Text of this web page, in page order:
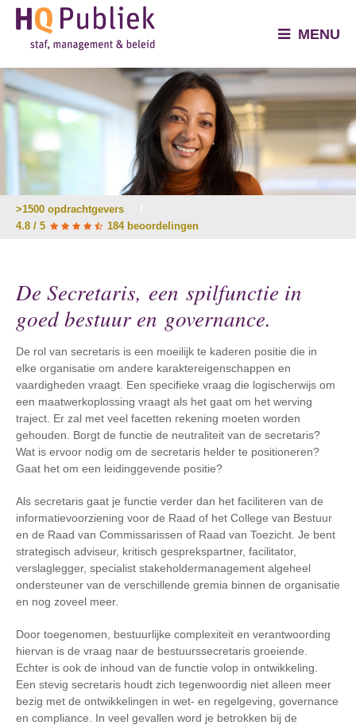
MENU
>1500 opdrachtgevers
4.8 / 5
184 beoordelingen
De Secretaris, een spilfunctie in
goed bestuur en governance.
De rol van secretaris is een moeilijk te kaderen positie die in
elke organisatie om andere karaktereigenschappen en
vaardigheden vraagt. Een specifieke vraag die logischerwijs om
een maatwerkoplossing vraagt als het gaat om het werving
traject. Er zal met veel facetten rekening moeten worden
gehouden. Borgt de functie de neutraliteit van de secretaris?
Wat is ervoor nodig om de secretaris helder te positioneren?
Gaat het om een leidinggevende positie?
Als secretaris gaat je functie verder dan het faciliteren van de
informatievoorziening voor de Raad of het College van Bestuur
en de Raad van Commissarissen of Raad van Toezicht. Je bent
strategisch adviseur, kritisch gesprekspartner, facilitator,
verslaglegger, specialist stakeholdermanagement algeheel
ondersteuner van de verschillende gremia binnen de organisatie
en nog zoveel meer.
Door toegenomen, bestuurlijke complexiteit en verantwoording
hiervan is de vraag naar de bestuurssecretaris groeiende.
Echter is ook de inhoud van de functie volop in ontwikkeling.
Een stevig secretaris houdt zich tegenwoordig niet alleen meer
bezig met de ontwikkelingen in wet- en regelgeving, governance
en compliance. In veel gevallen word je betrokken bij de